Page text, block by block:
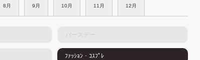
8月 9月 10月 11月 12月
バースデー
ﾌｧｯｼｮﾝ・ｺｽﾌﾟﾚ